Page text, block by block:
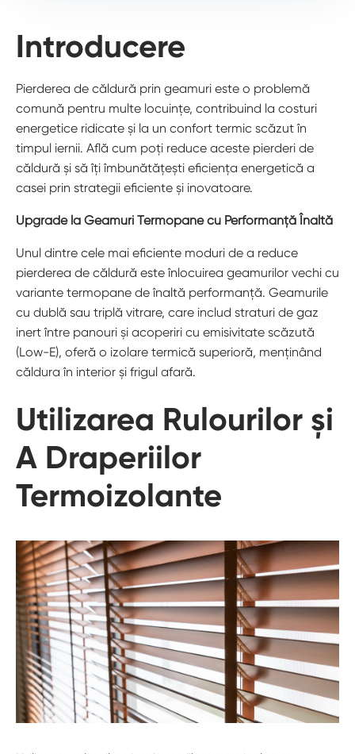
Introducere
Pierderea de căldură prin geamuri este o problemă
comună pentru multe locuințe, contribuind la costuri
energetice ridicate și la un confort termic scăzut în
timpul iernii. Află cum poți reduce aceste pierderi de
căldură și să îți îmbunătățești eficiența energetică a
casei prin strategii eficiente și inovatoare.
Upgrade la Geamuri Termopane cu Performanță Înaltă
Unul dintre cele mai eficiente moduri de a reduce
pierderea de căldură este înlocuirea geamurilor vechi cu
variante termopane de înaltă performanță. Geamurile
cu dublă sau triplă vitrare, care includ straturi de gaz
inert între panouri și acoperiri cu emisivitate scăzută
(Low-E), oferă o izolare termică superioră, menținând
căldura în interior și frigul afară.
Utilizarea Rulourilor și
A Draperiilor
Termoizolante